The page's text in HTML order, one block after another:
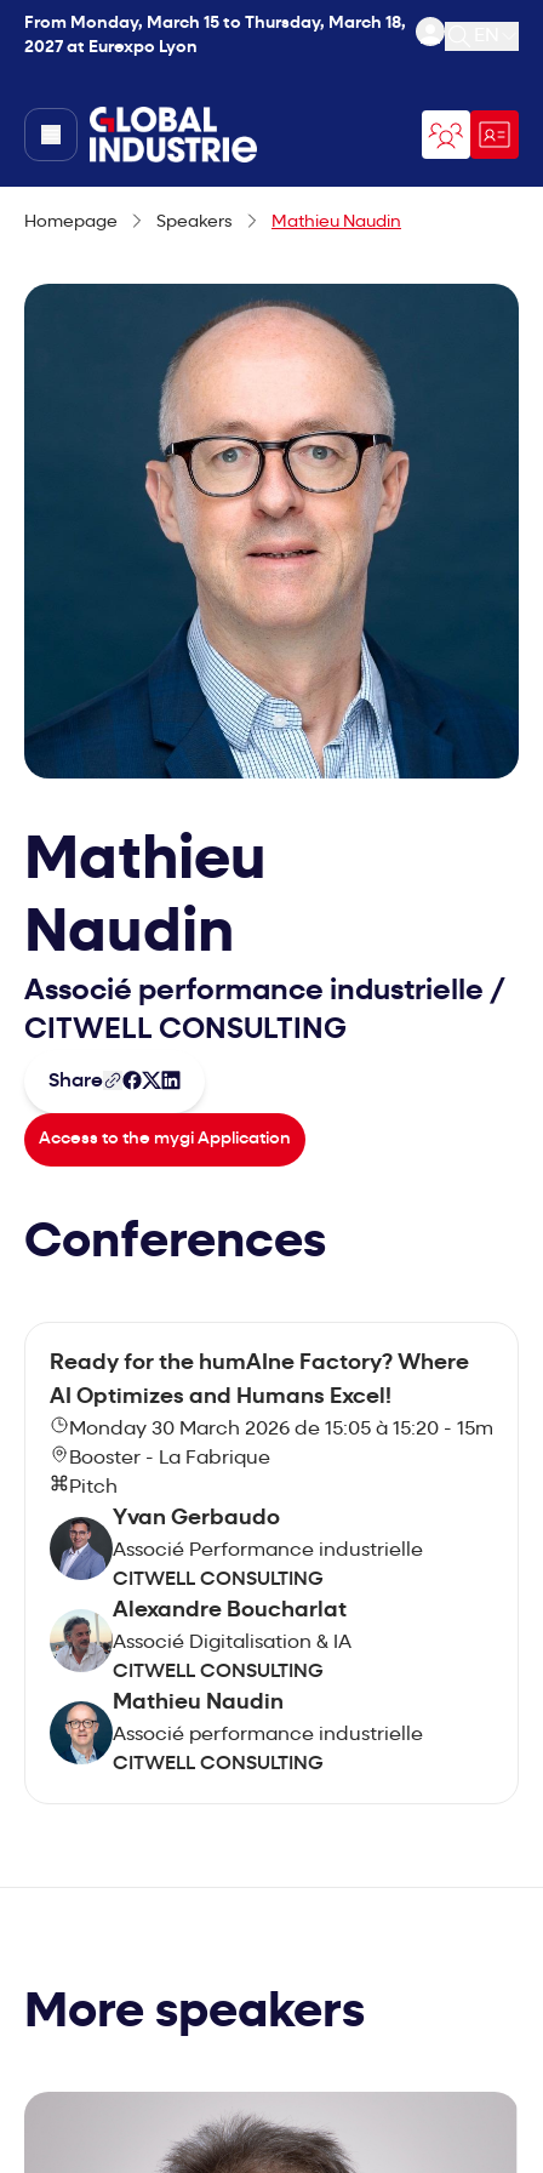
From Monday, March 15 to Thursday, March 18,
2027 at Eurexpo Lyon
Open
page.home
Homepage Speakers Mathieu Naudin
Mathieu
Naudin
Associé performance industrielle /
CITWELL CONSULTING
Share
Access to the mygi Application
Conferences
Ready for the humAIne Factory? Where
AI Optimizes and Humans Excel!
Monday 30 March 2026 de 15:05 à 15:20 - 15m
Booster - La Fabrique
Pitch
Yvan Gerbaudo
Associé Performance industrielle
CITWELL CONSULTING
Alexandre Boucharlat
Associé Digitalisation & IA
CITWELL CONSULTING
Mathieu Naudin
Associé performance industrielle
CITWELL CONSULTING
More speakers